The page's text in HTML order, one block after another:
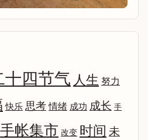
十四节气 人生 努力
快乐 思考 情绪 成功 成长 手
手帐集市 改变 时间 未